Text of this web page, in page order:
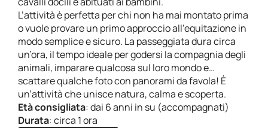
L’attività è perfetta per chi non ha mai montato prima
o vuole provare un primo approccio all’equitazione in
modo semplice e sicuro. La passeggiata dura circa
un’ora, il tempo ideale per godersi la compagnia degli
animali, imparare qualcosa sul loro mondo e…
scattare qualche foto con panorami da favola! È
un’attività che unisce natura, calma e scoperta.
Età consigliata: dai 6 anni in su (accompagnati)
Durata: circa 1 ora